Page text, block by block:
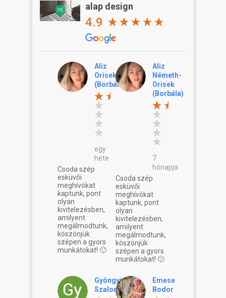
alap design
4.9
Aliz
Orisek
(Borbála)
egy
hete
Csoda szép
esküvői
meghívókat
kaptunk, pont
olyan
kivitelezésben,
amilyent
megálmodtunk,
köszönjük
szépen a gyors
munkátokat! 🙂
Aliz
Németh-
Orisek
(Borbála)
7
hónapja
Csoda szép
esküvői
meghívókat
kaptunk, pont
olyan
kivitelezésben,
amilyent
megálmodtunk,
köszönjük
szépen a gyors
munkátokat! 🙂
Gyöngyi
Szalontai
Emese
Bodor